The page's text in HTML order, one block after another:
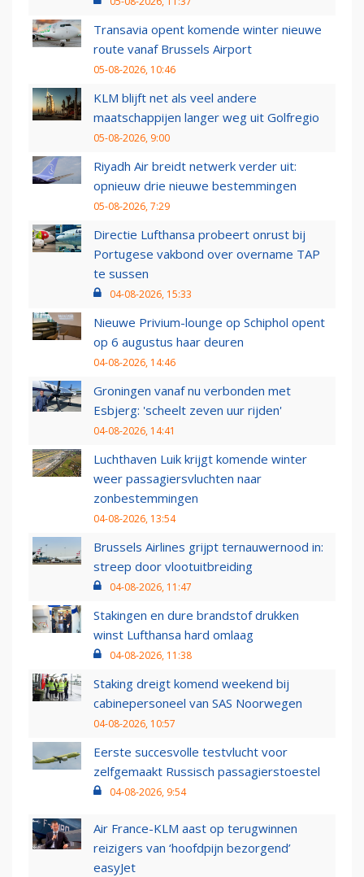
Transavia opent komende winter nieuwe
route vanaf Brussels Airport
05-08-2026, 10:46
KLM blijft net als veel andere
maatschappijen langer weg uit Golfregio
05-08-2026, 9:00
Riyadh Air breidt netwerk verder uit:
opnieuw drie nieuwe bestemmingen
05-08-2026, 7:29
Directie Lufthansa probeert onrust bij
Portugese vakbond over overname TAP
te sussen
04-08-2026, 15:33
Nieuwe Privium-lounge op Schiphol opent
op 6 augustus haar deuren
04-08-2026, 14:46
Groningen vanaf nu verbonden met
Esbjerg: 'scheelt zeven uur rijden'
04-08-2026, 14:41
Luchthaven Luik krijgt komende winter
weer passagiersvluchten naar
zonbestemmingen
04-08-2026, 13:54
Brussels Airlines grijpt ternauwernood in:
streep door vlootuitbreiding
04-08-2026, 11:47
Stakingen en dure brandstof drukken
winst Lufthansa hard omlaag
04-08-2026, 11:38
Staking dreigt komend weekend bij
cabinepersoneel van SAS Noorwegen
04-08-2026, 10:57
Eerste succesvolle testvlucht voor
zelfgemaakt Russisch passagierstoestel
04-08-2026, 9:54
Air France-KLM aast op terugwinnen
reizigers van ‘hoofdpijn bezorgend’
easyJet